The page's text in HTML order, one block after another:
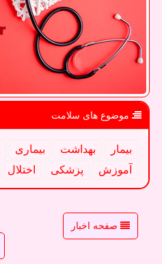
موضوع های سلامت
بیمار بهداشت بیماری
آموزش
پزشكی اختلال
صفحه اخبار